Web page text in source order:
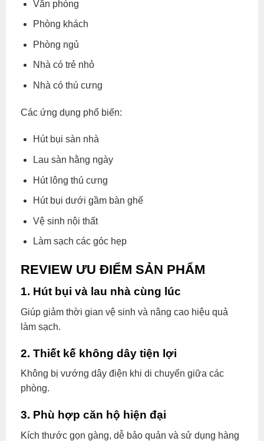
Văn phòng
Phòng khách
Phòng ngủ
Nhà có trẻ nhỏ
Nhà có thú cưng
Các ứng dụng phổ biến:
Hút bụi sàn nhà
Lau sàn hằng ngày
Hút lông thú cưng
Hút bụi dưới gầm bàn ghế
Vệ sinh nội thất
Làm sạch các góc hẹp
REVIEW ƯU ĐIỂM SẢN PHẨM
1. Hút bụi và lau nhà cùng lúc
Giúp giảm thời gian vệ sinh và nâng cao hiệu quả
làm sạch.
2. Thiết kế không dây tiện lợi
Không bị vướng dây điện khi di chuyển giữa các
phòng.
3. Phù hợp căn hộ hiện đại
Kích thước gọn gàng, dễ bảo quản và sử dụng hàng